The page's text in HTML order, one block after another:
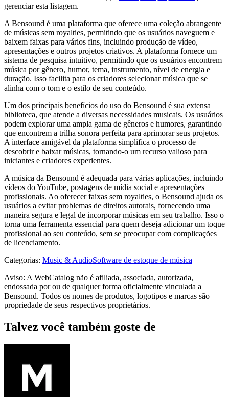
gerenciar esta listagem.
A Bensound é uma plataforma que oferece uma coleção abrangente
de músicas sem royalties, permitindo que os usuários naveguem e
baixem faixas para vários fins, incluindo produção de vídeo,
apresentações e outros projetos criativos. A plataforma fornece um
sistema de pesquisa intuitivo, permitindo que os usuários encontrem
música por gênero, humor, tema, instrumento, nível de energia e
duração. Isso facilita para os criadores selecionar música que se
alinha com o tom e o estilo de seu conteúdo.
Um dos principais benefícios do uso do Bensound é sua extensa
biblioteca, que atende a diversas necessidades musicais. Os usuários
podem explorar uma ampla gama de gêneros e humores, garantindo
que encontrem a trilha sonora perfeita para aprimorar seus projetos.
A interface amigável da plataforma simplifica o processo de
descobrir e baixar músicas, tornando-o um recurso valioso para
iniciantes e criadores experientes.
A música da Bensound é adequada para várias aplicações, incluindo
vídeos do YouTube, postagens de mídia social e apresentações
profissionais. Ao oferecer faixas sem royalties, o Bensound ajuda os
usuários a evitar problemas de direitos autorais, fornecendo uma
maneira segura e legal de incorporar músicas em seu trabalho. Isso o
torna uma ferramenta essencial para quem deseja adicionar um toque
profissional ao seu conteúdo, sem se preocupar com complicações
de licenciamento.
Categorias: Music & AudioSoftware de estoque de música
Aviso: A WebCatalog não é afiliada, associada, autorizada,
endossada por ou de qualquer forma oficialmente vinculada a
Bensound. Todos os nomes de produtos, logotipos e marcas são
propriedade de seus respectivos proprietários.
Talvez você também goste de